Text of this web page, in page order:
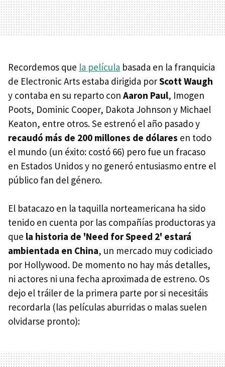
Recordemos que la película basada en la franquicia
de Electronic Arts estaba dirigida porScott Waugh
y contaba en su reparto con Aaron Paul, Imogen
Poots, Dominic Cooper, Dakota Johnson y Michael
Keaton, entre otros. Se estrenó el año pasado y
recaudó más de 200 millones de dólares en todo
el mundo (un éxito: costó 66) pero fue un fracaso
en Estados Unidos y no generó entusiasmo entre el
público fan del género.
El batacazo en la taquilla norteamericana ha sido
tenido en cuenta por las compañías productoras ya
que la historia de 'Need for Speed 2' estará
ambientada en China, un mercado muy codiciado
por Hollywood. De momento no hay más detalles,
ni actores ni una fecha aproximada de estreno. Os
dejo el tráiler de la primera parte por si necesitáis
recordarla (las películas aburridas o malas suelen
olvidarse pronto):